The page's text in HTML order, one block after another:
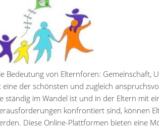
Bedeutung von Elternforen: Gemeinschaft,
eine der schönsten und zugleich
ständig im Wandel ist und in der Eltern mit
konfrontiert sind, können
Diese Online-Plattformen bieten eine